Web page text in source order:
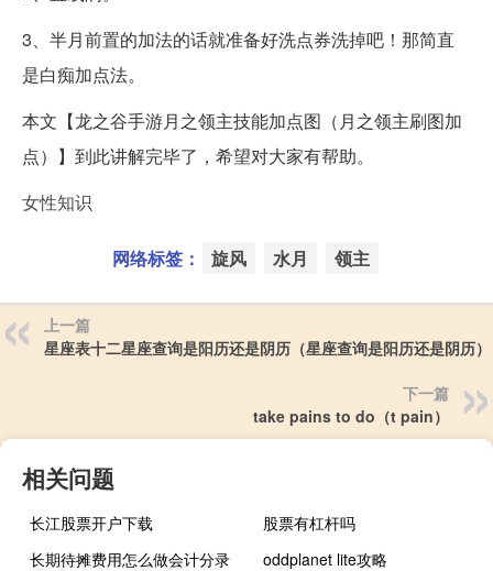
3、半月前置的加法的话就准备好洗点券洗掉吧！那简直
是白痴加点法。
本文【龙之谷手游月之领主技能加点图（月之领主刷图加
点）】到此讲解完毕了，希望对大家有帮助。
女性知识
网络标签： 旋风 水月 领主
上一篇
星座表十二星座查询是阳历还是阴历（星座查询是阳历还是阴历）
下一篇
take pains to do（t pain）
相关问题
长江股票开户下载
股票有杠杆吗
长期待摊费用怎么做会计分录
oddplanet lite攻略